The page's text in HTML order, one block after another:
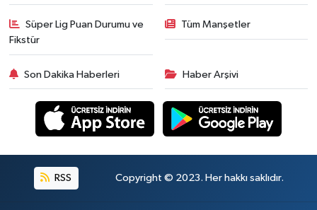
Süper Lig Puan Durumu ve
Fikstür
Tüm Manşetler
Son Dakika Haberleri Haber Arşivi
RSS Copyright © 2023. Her hakkı saklıdır.